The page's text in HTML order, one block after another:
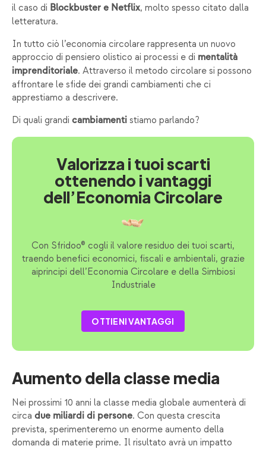
il caso di Blockbuster e Netflix, molto spesso citato dalla
letteratura.
In tutto ciò l’economia circolare rappresenta un nuovo
approccio di pensiero olistico ai processi e di mentalità
imprenditoriale. Attraverso il metodo circolare si possono
affrontare le sfide dei grandi cambiamenti che ci
apprestiamo a descrivere.
Di quali grandi cambiamenti stiamo parlando?
Valorizza i tuoi scarti
ottenendo i vantaggi
dell’Economia Circolare
Con Sfridoo® cogli il valore residuo dei tuoi scarti,
traendo benefici economici, fiscali e ambientali, grazie
aiprincipi dell’Economia Circolare e della Simbiosi
Industriale
OTTIENI VANTAGGI
Aumento della classe media
Nei prossimi 10 anni la classe media globale aumenterà di
circa due miliardi di persone. Con questa crescita
prevista, sperimenteremo un enorme aumento della
domanda di materie prime. Il risultato avrà un impatto